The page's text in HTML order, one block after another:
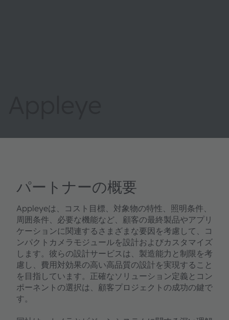
パートナーの概要
Appleyeは、コスト目標、対象物の特性、照明条件、
周囲条件、必要な機能など、顧客の最終製品やアプリ
ケーションに関連するさまざまな要因を考慮して、コ
ンパクトカメラモジュールを設計およびカスタマイズ
します。彼らの設計サービスは、製造能力と制限を考
慮し、費用対効果の高い高品質の設計を実現すること
を目指しています。正確なソリューション定義とコン
ポーネントの選択は、顧客プロジェクトの成功の鍵で
す。